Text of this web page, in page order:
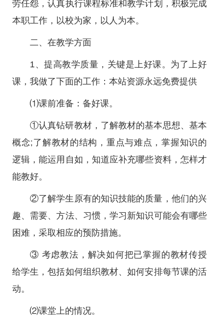
劳任怨，认真执行课程标准和教学计划，积极完成
本职工作，以校为家，以人为本。
二、在教学方面
1、提高教学质量，关键是上好课。为了上好
课，我做了下面的工作：本站资源永远免费提供
⑴课前准备：备好课。
①认真钻研教材，了解教材的基本思想、基本
概念;了解教材的结构，重点与难点，掌握知识的
逻辑，能运用自如，知道应补充哪些资料，怎样才
能教好。
②了解学生原有的知识技能的质量，他们的兴
趣、需要、方法、习惯，学习新知识可能会有哪些
困难，采取相应的预防措施。
③ 考虑教法，解决如何把已掌握的教材传授
给学生，包括如何组织教材、如何安排每节课的活
动。
⑵课堂上的情况。